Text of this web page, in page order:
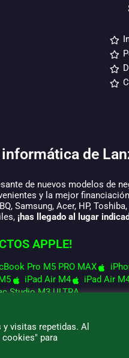
de
de nuevos modelos de
y la mejor
Samsung, Acer, HP,
¡has llegado al lugar
APPLE!
Pro M5 PRO MAX
iPad Air M4 iPad Air
Studio M3 ULTRA
visitas repetidas. Al
cookies" para